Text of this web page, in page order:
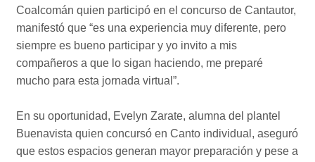
Coalcomán quien participó en el concurso de Cantautor,
manifestó que “es una experiencia muy diferente, pero
siempre es bueno participar y yo invito a mis
compañeros a que lo sigan haciendo, me preparé
mucho para esta jornada virtual”.
En su oportunidad, Evelyn Zarate, alumna del plantel
Buenavista quien concursó en Canto individual, aseguró
que estos espacios generan mayor preparación y pese a